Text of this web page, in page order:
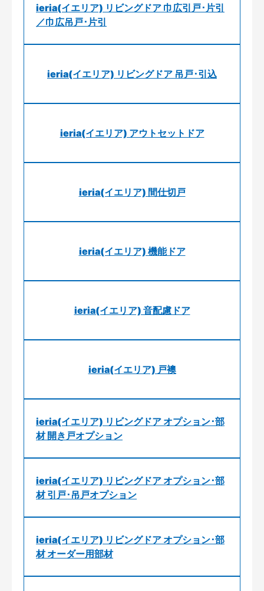
ieria(イエリア) リビングドア 巾広引戸･片引
／巾広吊戸･片引
ieria(イエリア) リビングドア 吊戸･引込
ieria(イエリア) アウトセットドア
ieria(イエリア) 間仕切戸
ieria(イエリア) 機能ドア
ieria(イエリア) 音配慮ドア
ieria(イエリア) 戸襖
ieria(イエリア) リビングドア オプション･部
材 開き戸オプション
ieria(イエリア) リビングドア オプション･部
材 引戸･吊戸オプション
ieria(イエリア) リビングドア オプション･部
材 オーダー用部材